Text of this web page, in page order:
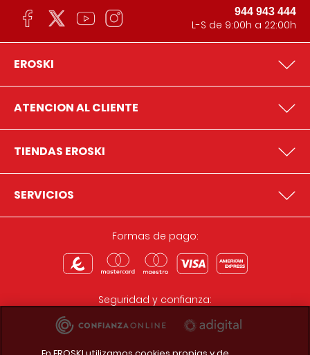
944 943 444
L-S de 9:00h a 22:00h
EROSKI
ATENCION AL CLIENTE
TIENDAS EROSKI
SERVICIOS
Formas de pago:
Seguridad y confianza: